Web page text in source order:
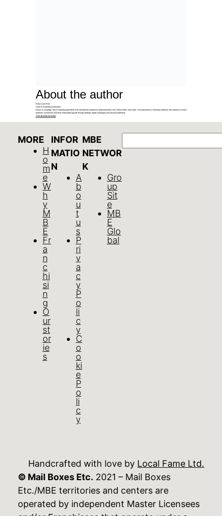
About the author
Evelyn Luna Reis
Sales & Marketing Specialist
Evelyn is a strategy-driven marketing generalist with international experience spanning Brazil, the United States, and Spain. She specializes in blending creativity with analytics to build
authentic connections and drive measurable growth through strategic digital campaigns and inbound marketing.
View all posts by Evelyn
MORE
H
o
m
e
W
h
y
M
B
E
Fr
a
n
c
hi
si
n
g
O
ur
st
or
ie
s
INFOR
MATIO
N
A
b
o
u
t
u
s
P
ri
v
a
c
y
P
o
li
c
y
C
o
o
ki
e
P
o
li
c
y
MBE
NETWOR
K
Gro
up
Sit
e
MB
E
Glo
bal
Handcrafted with love by Local Fame Ltd.
© Mail Boxes Etc. 2021 – Mail Boxes
Etc./MBE territories and centers are
operated by independent Master Licensees